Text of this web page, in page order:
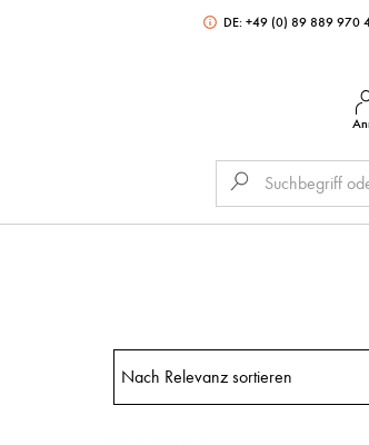
DE: +49 (0) 89 889 970
Nach Relevanz sortieren